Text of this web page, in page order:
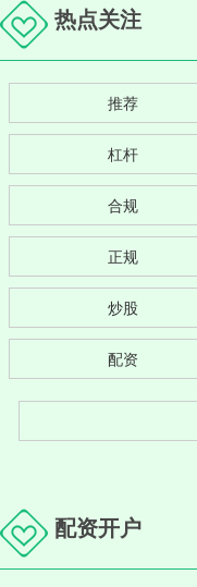
热点关注
推荐
杠杆
合规
正规
炒股
配资
配资开户